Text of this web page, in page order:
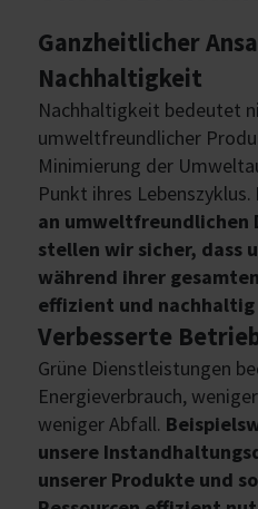
Ganzheitlicher
Nachhaltigkeit
Nachhaltigkeit bedeutet
umweltfreundlicher
Minimierung der
Punkt ihres Lebenszyklus.
an umweltfreundlichen
stellen wir sicher, dass
während ihrer
effizient und
Verbesserte
Grüne Dienstleistungen
Energieverbrauch,
weniger Abfall.
unsere
unserer Produkte und